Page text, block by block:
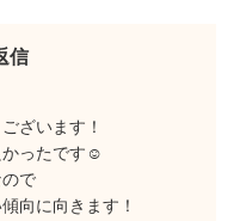
信
ざいます！
かったです☺
で
向に向きます！